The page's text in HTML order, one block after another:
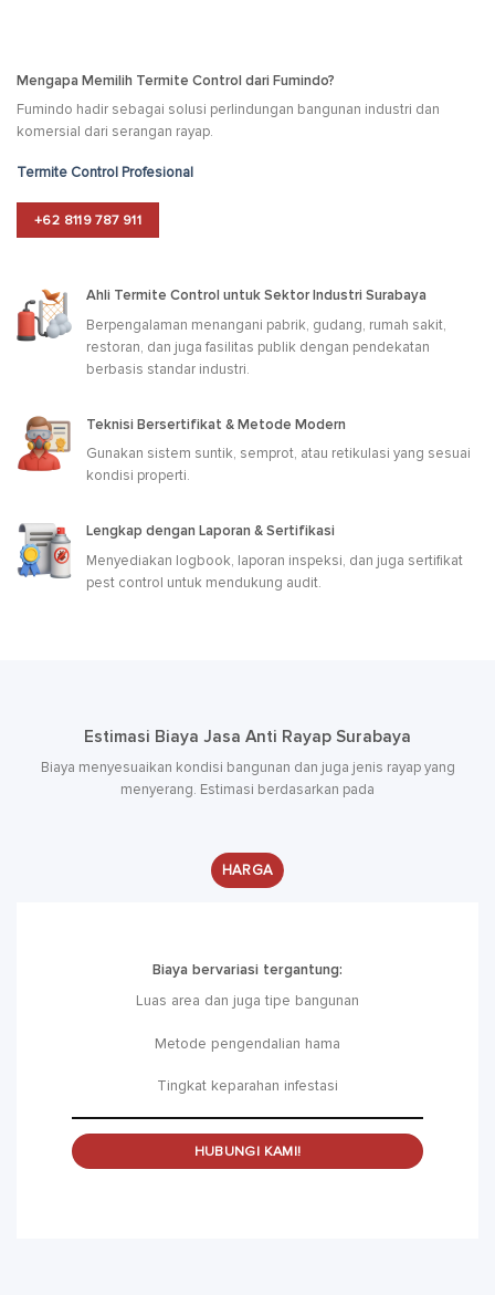
Mengapa Memilih Termite Control dari Fumindo?
Fumindo hadir sebagai solusi perlindungan bangunan industri dan
komersial dari serangan rayap.
Termite Control Profesional
+62 8119 787 911
Ahli Termite Control untuk Sektor Industri Surabaya
Berpengalaman menangani pabrik, gudang, rumah sakit,
restoran, dan juga fasilitas publik dengan pendekatan
berbasis standar industri.
Teknisi Bersertifikat & Metode Modern
Gunakan sistem suntik, semprot, atau retikulasi yang sesuai
kondisi properti.
Lengkap dengan Laporan & Sertifikasi
Menyediakan logbook, laporan inspeksi, dan juga sertifikat
pest control untuk mendukung audit.
Estimasi Biaya Jasa Anti Rayap Surabaya
Biaya menyesuaikan kondisi bangunan dan juga jenis rayap yang
menyerang. Estimasi berdasarkan pada
HARGA
Biaya bervariasi tergantung:
Luas area dan juga tipe bangunan
Metode pengendalian hama
Tingkat keparahan infestasi
HUBUNGI KAMI!